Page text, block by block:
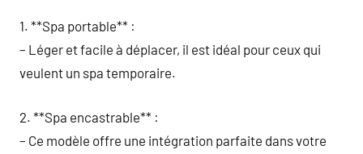
1. **Spa portable** :
– Léger et facile à déplacer, il est idéal pour ceux qui
veulent un spa temporaire.
2. **Spa encastrable** :
– Ce modèle offre une intégration parfaite dans votre